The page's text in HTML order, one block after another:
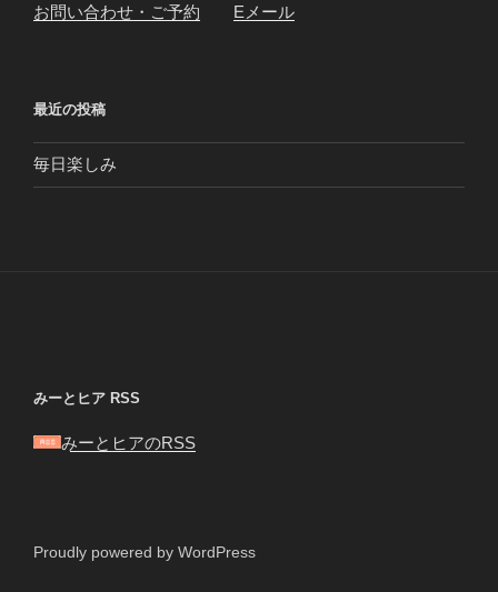
お問い合わせ・ご予約 Eメール
最近の投稿
毎日楽しみ
みーとヒア RSS
みーとヒアのRSS
Proudly powered by WordPress